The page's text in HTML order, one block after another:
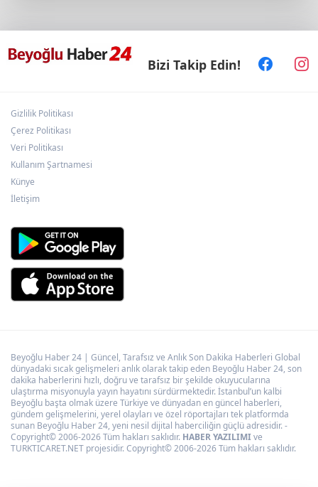
E-KİP’e Türkiye’nin Dijital Dönüşüm
Ödülü... Kamu kategorisinde zirvede
Bizi Takip Edin!
Gizlilik Politikası
Çerez Politikası
Veri Politikası
Kullanım Şartnamesi
Künye
İletişim
Beyoğlu Haber 24 | Güncel, Tarafsız ve Anlık Son Dakika Haberleri Global
dünyadaki sıcak gelişmeleri anlık olarak takip eden Beyoğlu Haber 24, son
dakika haberlerini hızlı, doğru ve tarafsız bir şekilde okuyucularına
ulaştırma misyonuyla yayın hayatını sürdürmektedir. İstanbul’un kalbi
Beyoğlu başta olmak üzere Türkiye ve dünyadan en güncel haberleri,
gündem gelişmelerini, yerel olayları ve özel röportajları tek platformda
sunan Beyoğlu Haber 24, yeni nesil dijital haberciliğin güçlü adresidir. -
Copyright© 2006-2026 Tüm hakları saklıdır. HABER YAZILIMIve
TURKTICARET.NET projesidir. Copyright© 2006-2026 Tüm hakları saklıdır.